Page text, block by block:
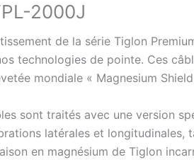
2000J
de la série Tiglon
technologies de pointe. Ces
mondiale « Magnesium
sont traités avec une version
latérales et longitudinales,
en magnésium de Tiglon